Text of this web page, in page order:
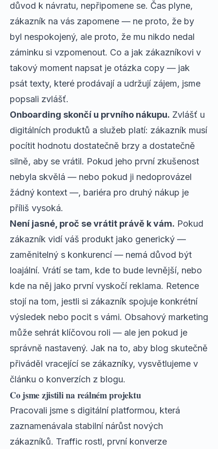
důvod k návratu, nepřipomene se. Čas plyne,
zákazník na vás zapomene — ne proto, že by
byl nespokojený, ale proto, že mu nikdo nedal
záminku si vzpomenout. Co a jak zákazníkovi v
takový moment napsat je otázka copy — jak
psát texty, které prodávají a udržují zájem, jsme
popsali zvlášť.
Onboarding skončí u prvního nákupu. Zvlášť u
digitálních produktů a služeb platí: zákazník musí
pocítit hodnotu dostatečně brzy a dostatečně
silně, aby se vrátil. Pokud jeho první zkušenost
nebyla skvělá — nebo pokud ji nedoprovázel
žádný kontext —, bariéra pro druhý nákup je
příliš vysoká.
Není jasné, proč se vrátit právě k vám. Pokud
zákazník vidí váš produkt jako generický —
zaměnitelný s konkurencí — nemá důvod být
loajální. Vrátí se tam, kde to bude levnější, nebo
kde na něj jako první vyskočí reklama. Retence
stojí na tom, jestli si zákazník spojuje konkrétní
výsledek nebo pocit s vámi. Obsahový marketing
může sehrát klíčovou roli — ale jen pokud je
správně nastavený. Jak na to, aby blog skutečně
přiváděl vracející se zákazníky, vysvětlujeme v
článku o konverzích z blogu.
Co jsme zjistili na reálném projektu
Pracovali jsme s digitální platformou, která
zaznamenávala stabilní nárůst nových
zákazníků. Traffic rostl, první konverze